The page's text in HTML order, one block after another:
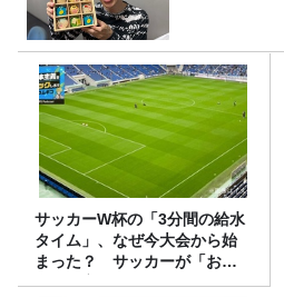
サッカーW杯の「3分間の給水
タイム」、なぜ今大会から始
まった？ サッカーが「お
金」に変わる仕組み